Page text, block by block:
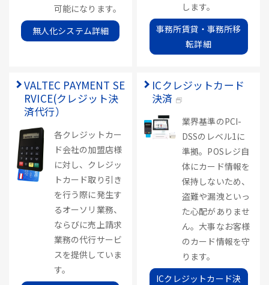
可能になります。
無人化システム詳細
します。
事務所賃貸・事務所移
転詳細
VALTEC PAYMENT SE
RVICE(クレジット決
済代行）
各クレジットカー
ド会社の加盟店様
に対し、クレジッ
トカード取り引き
を行う際に発生す
るオーソリ業務、
ならびに売上請求
業務の代行サービ
スを提供していま
す。
ICクレジットカード
決済
業界基準のPCI-
DSSのレベル1に
準拠。POSレジ自
体にカード情報を
保持しないため、
盗難や漏洩といっ
た心配がありませ
ん。大事なお客様
のカード情報を守
ります。
ICクレジットカード決